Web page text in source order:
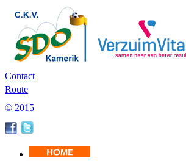
Contact
Route
© 2015